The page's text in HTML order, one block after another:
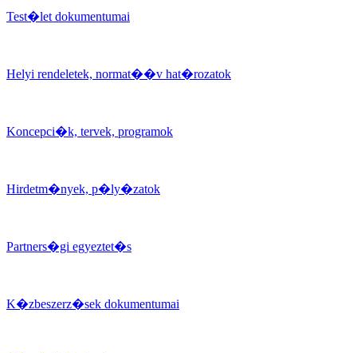
Test�let dokumentumai
Helyi rendeletek, normat��v hat�rozatok
Koncepci�k, tervek, programok
Hirdetm�nyek, p�ly�zatok
Partners�gi egyeztet�s
K�zbeszerz�sek dokumentumai